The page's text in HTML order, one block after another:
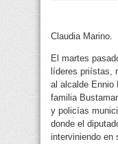
Claudia Marino.
El martes
líderes priístas,
al alcalde Ennio
familia
y policías
donde el
interviniendo en